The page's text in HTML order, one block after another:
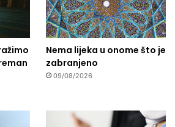
Nema lijeka u onome što je
zabranjeno
09/08/2026